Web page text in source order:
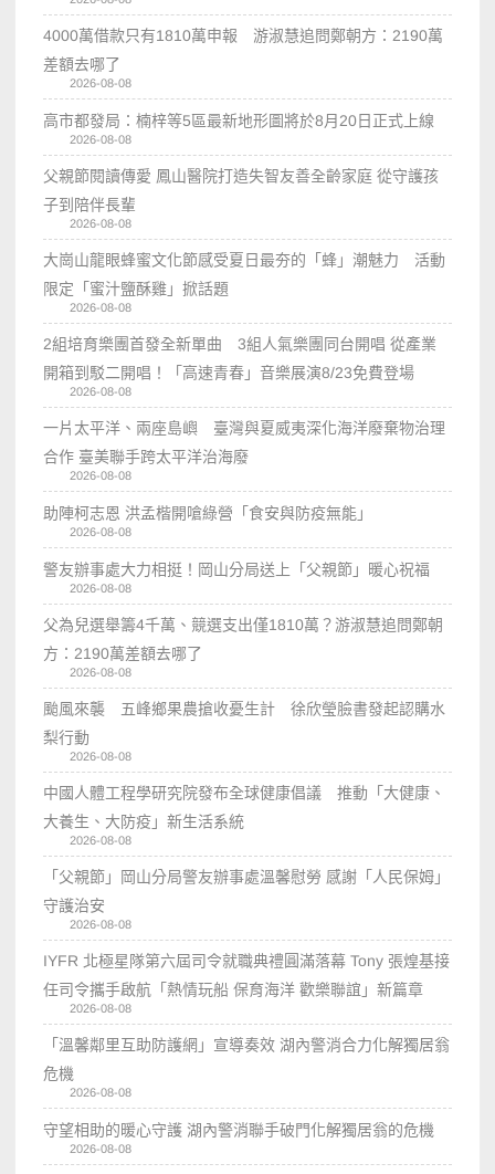
4000萬借款只有1810萬申報 游淑慧追問鄭朝方：2190萬
差額去哪了
2026-08-08
高市都發局：楠梓等5區最新地形圖將於8月20日正式上線
2026-08-08
父親節閱讀傳愛 鳳山醫院打造失智友善全齡家庭 從守護孩
子到陪伴長輩
2026-08-08
大崗山龍眼蜂蜜文化節感受夏日最夯的「蜂」潮魅力 活動
限定「蜜汁鹽酥雞」掀話題
2026-08-08
2組培育樂團首發全新單曲 3組人氣樂團同台開唱 從產業
開箱到駁二開唱！「高速青春」音樂展演8/23免費登場
2026-08-08
一片太平洋、兩座島嶼 臺灣與夏威夷深化海洋廢棄物治理
合作 臺美聯手跨太平洋治海廢
2026-08-08
助陣柯志恩 洪孟楷開嗆綠營「食安與防疫無能」
2026-08-08
警友辦事處大力相挺！岡山分局送上「父親節」暖心祝福
2026-08-08
父為兒選舉籌4千萬、競選支出僅1810萬？游淑慧追問鄭朝
方：2190萬差額去哪了
2026-08-08
颱風來襲 五峰鄉果農搶收憂生計 徐欣瑩臉書發起認購水
梨行動
2026-08-08
中國人體工程學研究院發布全球健康倡議 推動「大健康、
大養生、大防疫」新生活系統
2026-08-08
「父親節」岡山分局警友辦事處溫馨慰勞 感謝「人民保姆」
守護治安
2026-08-08
IYFR 北極星隊第六屆司令就職典禮圓滿落幕 Tony 張煌基接
任司令攜手啟航「熱情玩船 保育海洋 歡樂聯誼」新篇章
2026-08-08
「溫馨鄰里互助防護網」宣導奏效 湖內警消合力化解獨居翁
危機
2026-08-08
守望相助的暖心守護 湖內警消聯手破門化解獨居翁的危機
2026-08-08